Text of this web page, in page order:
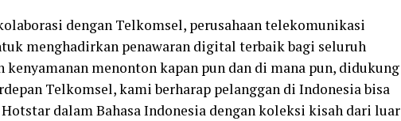
dengan Telkomsel, perusahaan telekomunikasi
menghadirkan penawaran digital terbaik bagi seluruh
kenyamanan menonton kapan pun dan di mana pun, didukung
Telkomsel, kami berharap pelanggan di Indonesia bisa
dalam Bahasa Indonesia dengan koleksi kisah dari luar